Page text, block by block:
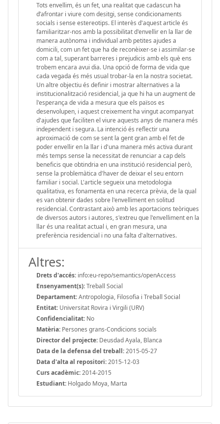
Tots envellim, és un fet, una realitat que cadascun ha
d’afrontar i viure com desitgi, sense condicionaments
socials i sense estereotips. El interès d'aquest article és
familiaritzar-nos amb la possibilitat d'envellir en la llar de
manera autònoma i individual amb petites ajudes a
domicili, com un fet que ha de reconèixer-se i assimilar-se
com a tal, superant barreres i prejudicis amb els què ens
trobem encara avui dia. Una opció de forma de vida que
cada vegada és més usual trobar-la en la nostra societat.
Un altre objectiu és definir i mostrar alternatives a la
institucionalització residencial, ja que hi ha un augment de
l'esperança de vida a mesura que els països es
desenvolupen, i aquest creixement ha vingut acompanyat
d'ajudes que faciliten el viure aquests anys de manera més
independent i segura. La intenció és reflectir una
aproximació de com se sent la gent gran amb el fet de
poder envellir en la llar i d'una manera més activa durant
més temps sense la necessitat de renunciar a cap dels
beneficis que obtindria en una institució residencial però,
sense la problemàtica d'haver de deixar el seu entorn
familiar i social. L'article segueix una metodologia
qualitativa, es fonamenta en una recerca prèvia, de la qual
es van obtenir dades sobre l'envelliment en solitud
residencial. Contrastant això amb les aportacions teòriques
de diversos autors i autores, s'extreu que l'envelliment en la
llar és una realitat actual i, en gran mesura, una
preferència residencial i no una falta d'alternatives.
Altres:
Drets d'accés: info:eu-repo/semantics/openAccess
Ensenyament(s):Treball Social
Departament:Antropologia, Filosofia i Treball Social
Entitat: Universitat Rovira i Virgili (URV)
Confidencialitat: No
Matèria: Persones grans-Condicions socials
Director del projecte: Deusdad Ayala, Blanca
Data de la defensa del treball:2015-05-27
Data d'alta al repositori:2015-12-03
Curs acadèmic:2014-2015
Estudiant: Holgado Moya, Marta